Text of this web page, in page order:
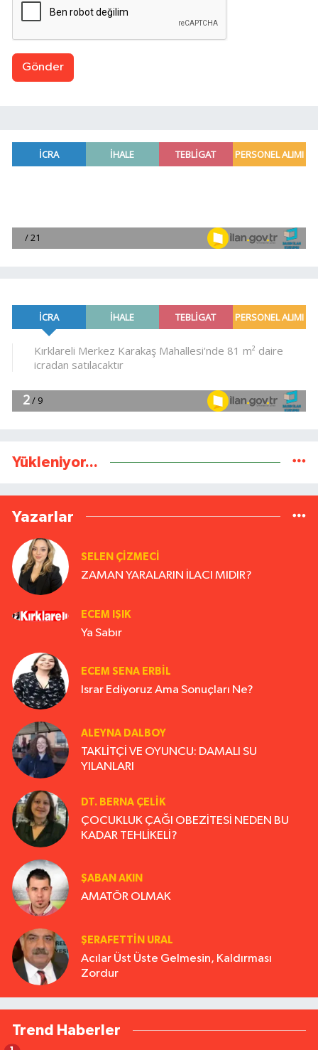
Gönder
Yükleniyor...
Yazarlar
SELEN ÇİZMECİ
ZAMAN YARALARIN İLACI MIDIR?
ECEM IŞIK
Ya Sabır
ECEM SENA ERBIL
Israr Ediyoruz Ama Sonuçları Ne?
ALEYNA DALBOY
TAKLİTÇİ VE OYUNCU: DAMALI SU
YILANLARI
DT. BERNA ÇELIK
ÇOCUKLUK ÇAĞI OBEZİTESİ NEDEN BU
KADAR TEHLİKELİ?
ŞABAN AKIN
AMATÖR OLMAK
ŞERAFETTIN URAL
Acılar Üst Üste Gelmesin, Kaldırması
Zordur
Trend Haberler